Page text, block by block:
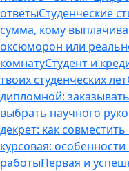
ответыСтуденческие
сумма, кому
оксюморон или
комнатуСтудент и
твоих студенческих лет
дипломной:
выбрать научного
декрет: как
курсовая:
работыПервая и